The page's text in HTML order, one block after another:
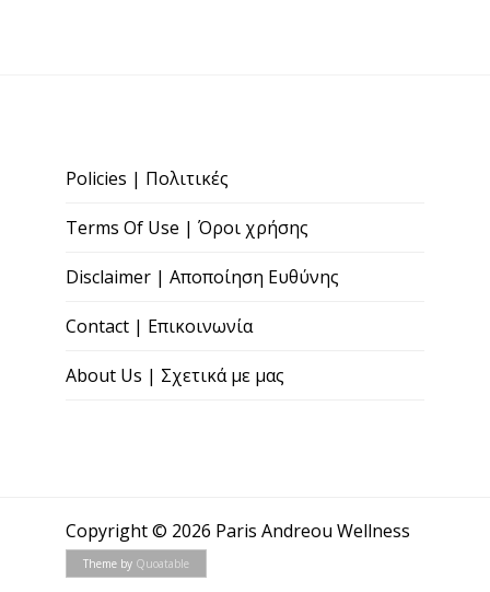
Policies | Πολιτικές
Terms Of Use | Όροι χρήσης
Disclaimer | Αποποίηση Ευθύνης
Contact | Επικοινωνία
About Us | Σχετικά με μας
Copyright © 2026 Paris Andreou Wellness
Theme by Quoatable